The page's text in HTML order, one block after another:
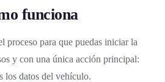
funciona
proceso para que puedas iniciar la
y con una única acción principal:
los datos del vehículo.